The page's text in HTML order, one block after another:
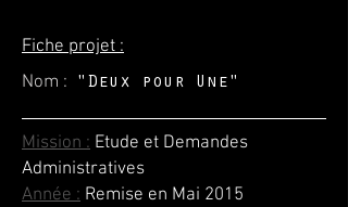
Fiche projet :
Nom :
"Deux pour Une "
Mission : Etude et Demandes
Administratives
Année : Remise en Mai 2015